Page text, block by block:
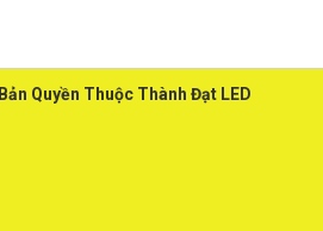
Bản Quyền Thuộc Thành Đạt LED